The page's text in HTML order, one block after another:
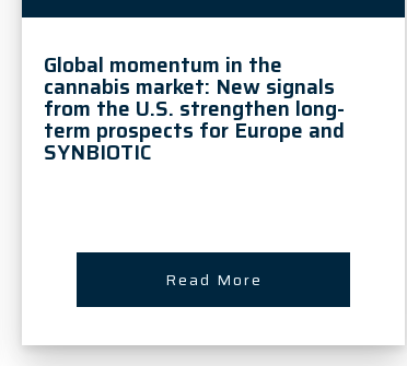
Global momentum in the
cannabis market: New signals
from the U.S. strengthen long-
term prospects for Europe and
SYNBIOTIC
Read More